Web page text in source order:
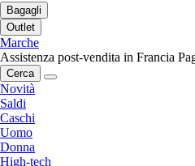
Bagagli
Outlet
Marche
Assistenza post-vendita in Francia
Cerca
Novità
Saldi
Caschi
Uomo
Donna
High-tech